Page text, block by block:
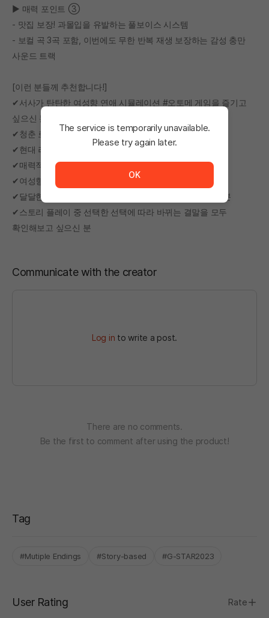
▶ 매력 포인트 ③
- 맛집 보장! 과몰입을 유발하는 풀보이스 시스템
- 보컬 곡 3곡 포함, 이번에도 무한 반복 재생 보장하는 감성 충만
사운드 트랙
[이런 분들께 추천합니다!]
✔서사가 탄탄한 여성향 연애 시뮬레이션 #오토메 게임을 즐기고
싶으신 분
✔청춘 로맨스물을 좋아하시는 분
✔현대 러브 스토리를 좋아하시는 분
✔매력적인 공략캐와의 연애를 즐기고 싶으신 분
✔여성향 비주얼 노벨 게임을 해보고 싶으신 분
✔달달한 연애 시뮬레이션으로 대리만족을 느끼고 싶으신 분
✔스토리 플레이 중 선택한 선택에 따라 바뀌는 결말을 모두
확인해보고 싶으신 분
Communicate with the creator
Log in to write a post.
There are no comments.
Be the first to comment after using the product!
Tag
#Mutiple Endings #Story-based #G-STAR2023
User Rating Rate
The service is temporarily unavailable.
Please try again later.
OK